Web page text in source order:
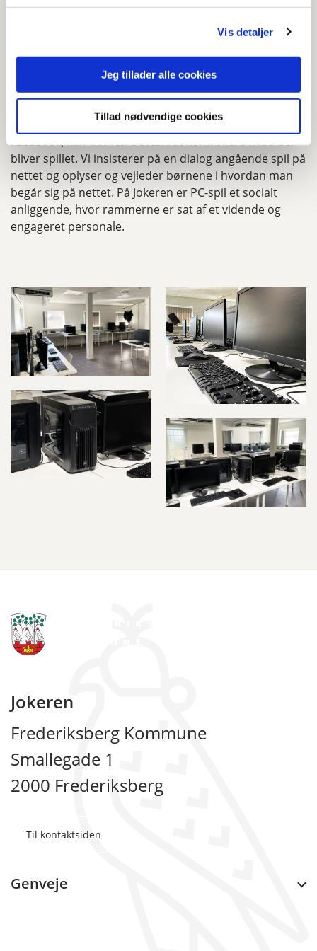
Vis detaljer
Jeg tillader alle cookies
Tillad nødvendige cookies
computerne og tale med børnene om hvad de oplever
computer og sætter sig grundigt ind i spillene, så vi
opbygger et fællesskab omkring PC-spillet. Vi taler med
børnene om hvad de oplever bag skærmen og på den
måde forholder vi os til børnenes brug af spil, i stedet
online på diverse hjemmesider som gratis spil dk og
Facebook, kan det være svært at kontrollere hvad der
bliver spillet. Vi insisterer på en dialog angående spil på
nettet og oplyser og vejleder børnene i hvordan man
begår sig på nettet. På Jokeren er PC-spil et socialt
anliggende, hvor rammerne er sat af et vidende og
engageret personale.
Jokeren
Frederiksberg Kommune
Smallegade 1
2000 Frederiksberg
Til kontaktsiden
Genveje